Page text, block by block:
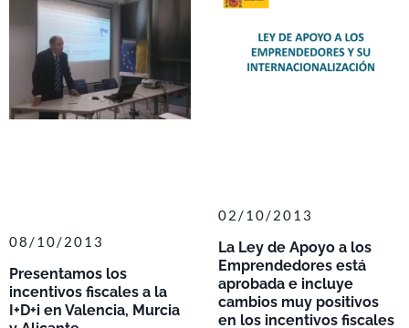
Presentamos los
incentivos fiscales a la
I+D+i en Valencia, Murcia
08/10/2013
La Ley de Apoyo a los
Emprendedores está
aprobada e incluye
cambios muy positivos
en los incentivos fiscales
02/10/2013